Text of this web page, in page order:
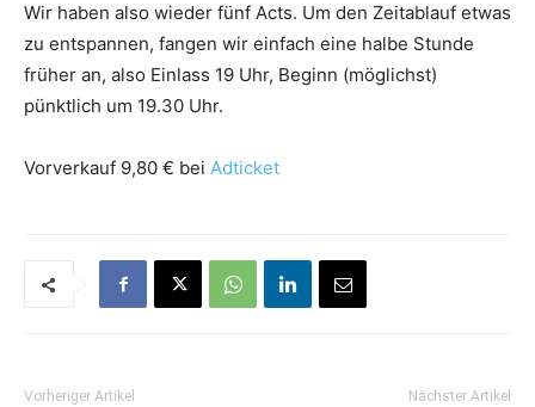
Wir haben also wieder fünf Acts. Um den Zeitablauf etwas
zu entspannen, fangen wir einfach eine halbe Stunde
früher an, also Einlass 19 Uhr, Beginn (möglichst)
pünktlich um 19.30 Uhr.
Vorverkauf 9,80 € bei Adticket
Vorheriger Artikel Nächster Artikel